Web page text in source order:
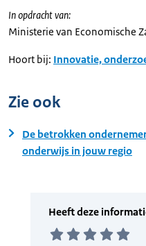
In opdracht van:
Ministerie van Economische
Hoort bij: Innovatie,
Zie ook
De betrokken
onderwijs in jouw regio